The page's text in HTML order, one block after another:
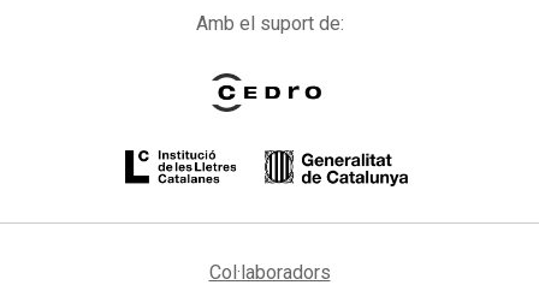
Amb el suport de:
Col·laboradors